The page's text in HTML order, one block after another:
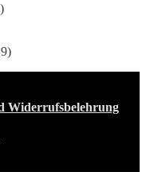
Widerrufsbelehrung